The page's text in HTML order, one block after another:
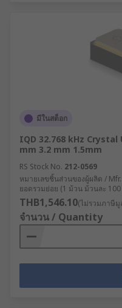
มีในสต็อก
IQD 32.768 kHz Crystal
mm 3.2 mm 1.5mm
RS Stock No. 212-0569
หมายเลขชิ้นส่วนของผู้ผลิต /
ยอดรวมย่อย (1 ม้วน ม้วนละ
THB1,546.10(ไม่รวมภาษีมู
จำนวน / Quantity